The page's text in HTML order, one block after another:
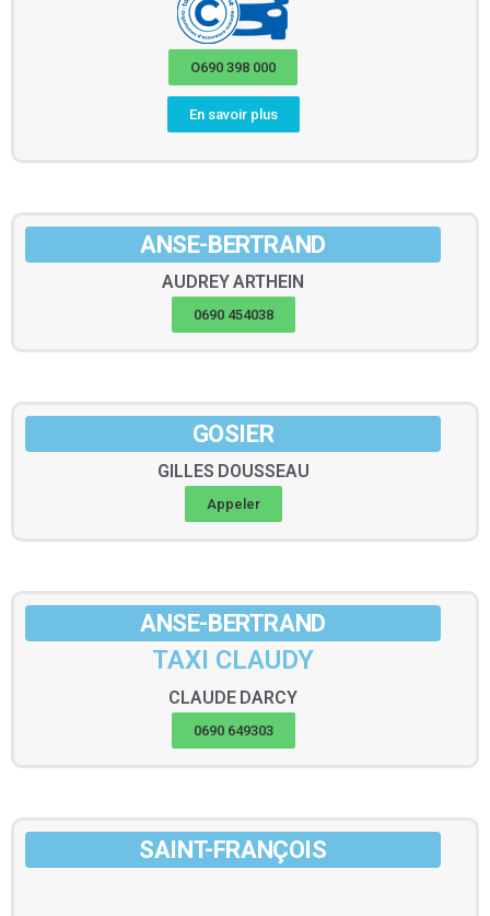
O690 398 000
En savoir plus
ANSE-BERTRAND
AUDREYARTHEIN
0690 454038
GOSIER
GILLES DOUSSEAU
Appeler
ANSE-BERTRAND
TAXI CLAUDY
CLAUDE DARCY
0690 649303
SAINT-FRANÇOIS